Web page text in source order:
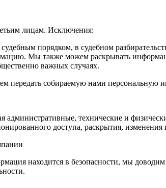
лицам. Исключения:
порядком, в судебном
Мы также можем раскрывать
важных случаях.
передать собираемую нами персональную
технические и
доступа, раскрытия,
находится в безопасности, мы